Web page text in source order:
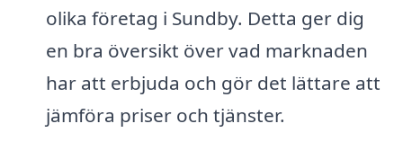
olika företag i Sundby. Detta ger dig
en bra översikt över vad marknaden
har att erbjuda och gör det lättare att
jämföra priser och tjänster.